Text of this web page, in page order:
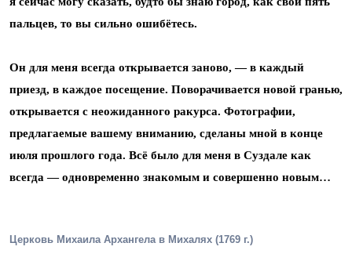
пальцев, то вы сильно ошибётесь.
Он для меня всегда открывается заново, — в каждый
приезд, в каждое посещение. Поворачивается новой гранью,
открывается с неожиданного ракурса. Фотографии,
предлагаемые вашему вниманию, сделаны мной в конце
июля прошлого года. Всё было для меня в Суздале как
всегда — одновременно знакомым и совершенно новым…
Церковь Михаила Архангела в Михалях (1769 г.)